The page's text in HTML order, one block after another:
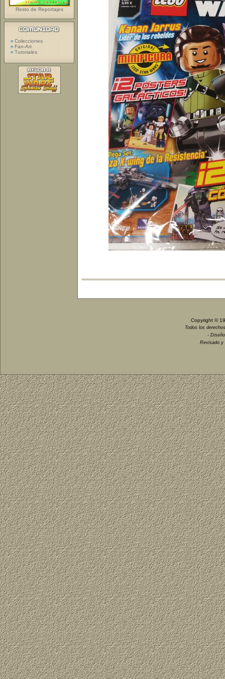
Resto de Reportajes
Colecciones
Fan-Art
Tutoriales
Copyright ©
Todos los
-
Revisado y